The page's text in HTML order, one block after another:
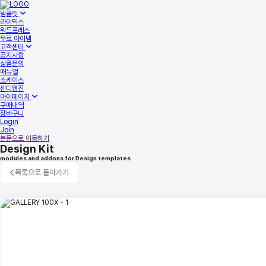
템플릿
라이믹스
워드프레스
무료 아이템
고객센터
공지사항
상품문의
매뉴얼
쇼케이스
센디웹진
마이페이지
구매내역
장바구니
Login
Join
본문으로 이동하기
Design Kit
modules and addons for Design templates
목록으로 돌아가기